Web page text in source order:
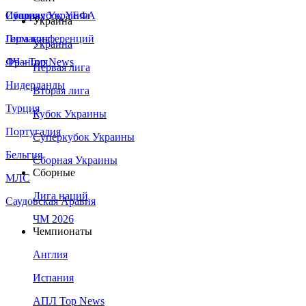
Сборная Украины
Италия
Германия
Франция
Нидерланды
Турция
Португалия
Бельгия
МЛС
Саудовская Аравия
Суперкубок УЕФА
Лига конференций
ЛЧ - Top News
Украина
Украина
Первая лига
Вторая лига
Кубок Украины
Суперкубок Украины
Сборная Украины
Сборные
Лига наций
ЧМ 2026
Чемпионаты
Англия
Испания
АПЛ Top News